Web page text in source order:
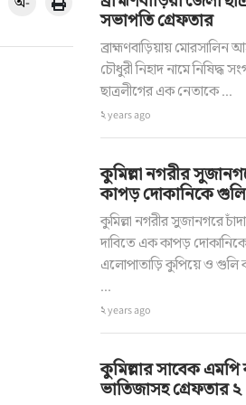
সভাপতি গ্রেফতার
ব্রাহ্মণবাড়িয়ায় মোরসালিন
চৌধুরী নিহাদ নামে নিষিদ্ধ
ছাত্রলীগের এক নেতাকে ...
২ years ago
কুমিল্লা নগরীর
কাপড় দোকানিকে
কুমিল্লা নগরীর সুজানগরে
দাবিতে এক কাপড়
এলোপাতাড়ি কুপিয়ে ও গুলি
...
২ years ago
কুমিল্লার সাবেক এমপি
ভাতিজাসহ গ্রেফতার ২